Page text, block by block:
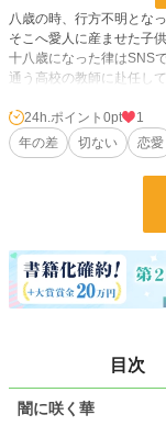
八歳の時、行方不明とな
そこへ愛人に産ませた子
十八歳になった律はSNS
通う高校の教師に赴任し
交通事故で意識不明だっ
かれる。
律の母親の行方、竹塚の
闇に咲く小さな華は何を
228,743
お気に入り 17
59,679
24h.ポイント 0pt
1
年の差
切ない 恋愛
目次
闇に咲く華